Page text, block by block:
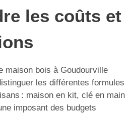
les coûts et
maison bois à Goudourville
les différentes formules
: maison en kit, clé en main
imposant des budgets